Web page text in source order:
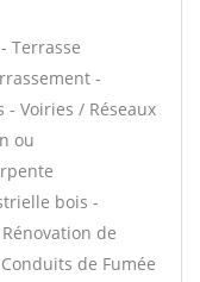
Terrasse
-
Voiries / Réseaux
ou
bois -
de
de Fumée